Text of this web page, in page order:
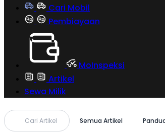
Cari Mobil
Pembiayaan
MoInspeksi
Artikel
Sewa Milik
Cari Artikel Semua Artikel